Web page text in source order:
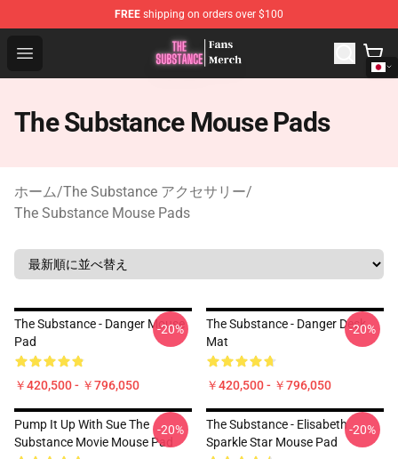
FREE shipping on orders over $100
Open menu
The Substance Shop - Official The Substance
The Substance Mouse Pads
ホーム/The Substance アクセサリー/
The Substance Mouse Pads
The Substance - Danger Mouse
Pad
￥420,500 - ￥796,050
-20%
The Substance - Danger Desk
Mat
￥420,500 - ￥796,050
-20%
Pump It Up With Sue The
Substance Movie Mouse Pad
-20%
The Substance - Elisabeth
Sparkle Star Mouse Pad
-20%